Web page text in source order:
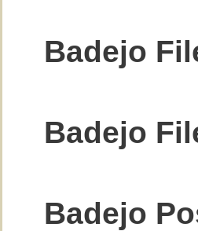
Badejo
Badejo
Badejo